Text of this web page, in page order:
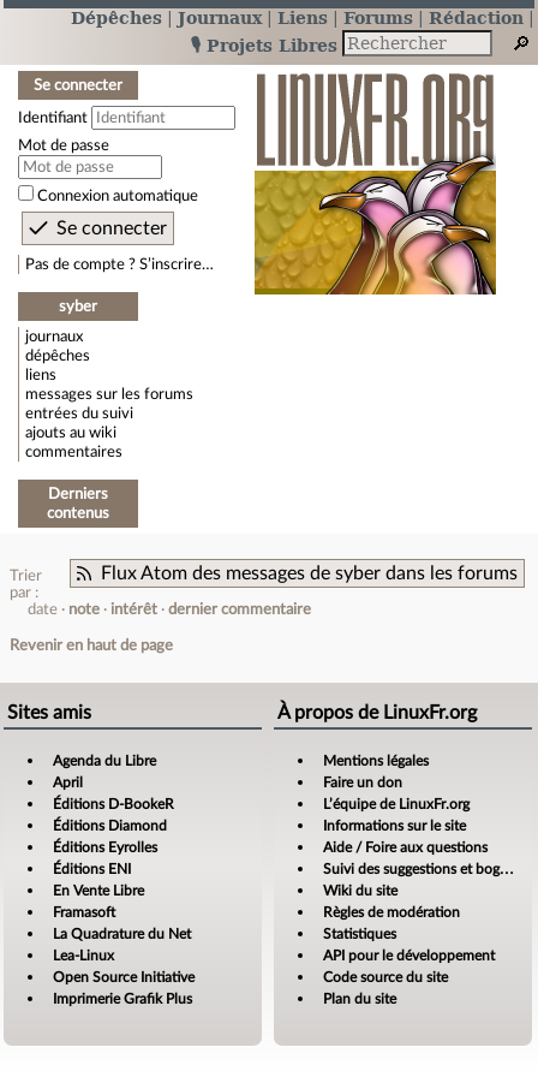
Dépêches Journaux Liens Forums
Rédaction
🎙️ Projets Libres
Se connecter
Identifiant
Mot de passe
Connexion automatique
Pas de compte ? S’inscrire…
syber
journaux
dépêches
liens
messages sur les forums
entrées du suivi
ajouts au wiki
commentaires
Derniers
contenus
Flux Atom des messages de syber dans les forums
Trier
par :
date
note intérêt dernier commentaire
Revenir en haut de page
Sites amis
Agenda du Libre
April
Éditions D-BookeR
Éditions Diamond
Éditions Eyrolles
Éditions ENI
En Vente Libre
Framasoft
La Quadrature du Net
Lea-Linux
Open Source Initiative
Imprimerie Grafik Plus
À propos de LinuxFr.org
Mentions légales
Faire un don
L’équipe de LinuxFr.org
Informations sur le site
Aide / Foire aux questions
Suivi des suggestions et bogues
Wiki du site
Règles de modération
Statistiques
API pour le développement
Code source du site
Plan du site